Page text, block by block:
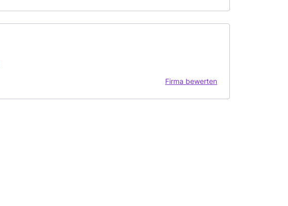
Firma bewerten